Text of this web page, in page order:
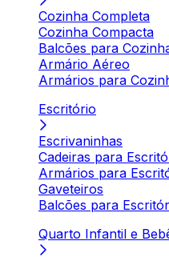
Cozinha Completa
Cozinha Compacta
Balcões para
Armário Aéreo
Armários para
Escritório
Escrivaninhas
Cadeiras para
Armários para
Gaveteiros
Balcões para
Quarto Infantil e